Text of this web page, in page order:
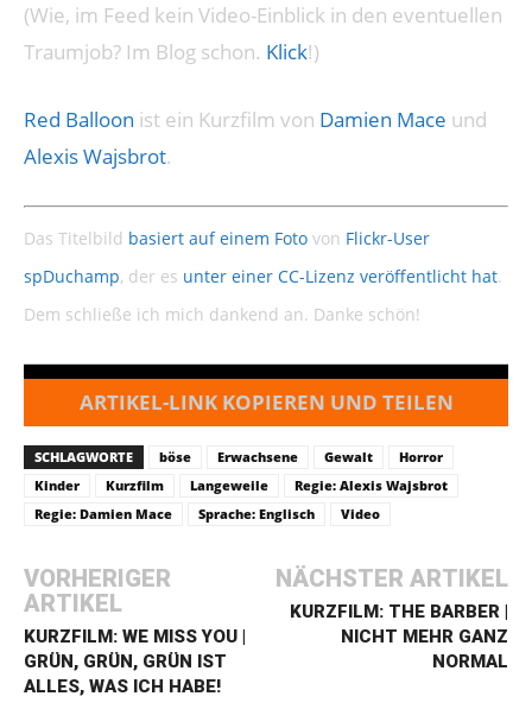
(Wie, im Feed kein Video-Einblick in den eventuellen
Traumjob? Im Blog schon. Klick!)
Red Balloon ist ein Kurzfilm von Damien Mace und
Alexis Wajsbrot.
Das Titelbild basiert auf einem Foto von Flickr-User
spDuchamp, der es unter einer CC-Lizenz veröffentlicht hat.
Dem schließe ich mich dankend an. Danke schön!
ARTIKEL-LINK KOPIEREN UND TEILEN
SCHLAGWORTE böse Erwachsene Gewalt
Horror
Kinder
Kurzfilm Langeweile
Regie: Alexis Wajsbrot
Regie: Damien Mace
Sprache: Englisch Video
VORHERIGER
ARTIKEL
KURZFILM: WE MISS YOU |
GRÜN, GRÜN, GRÜN IST
ALLES, WAS ICH HABE!
NÄCHSTER ARTIKEL
KURZFILM: THE BARBER |
NICHT MEHR GANZ
NORMAL